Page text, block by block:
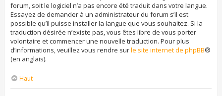
forum, soit le logiciel n’a pas encore été traduit dans votre langue.
Essayez de demander à un administrateur du forum s’il est
possible qu’il puisse installer la langue que vous souhaitez. Si la
traduction désirée n’existe pas, vous êtes libre de vous porter
volontaire et commencer une nouvelle traduction. Pour plus
d’informations, veuillez vous rendre surle site internet de phpBB®
(en anglais).
Haut